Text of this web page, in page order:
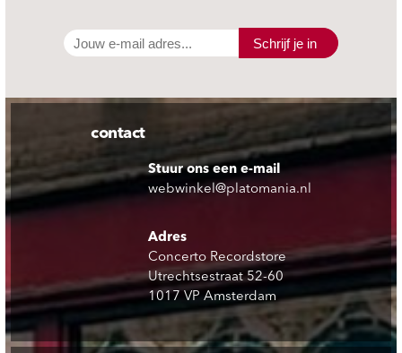
Schrijf je in
contact
Stuur ons een e-mail
webwinkel@platomania.nl
Adres
Concerto Recordstore
Utrechtsestraat 52-60
1017 VP Amsterdam